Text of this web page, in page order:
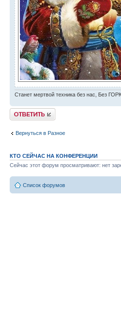
Станет мертвой техника без нас, Без
Ответить
Вернуться в Разное
КТО СЕЙЧАС НА КОНФЕРЕНЦИИ
Сейчас этот форум просматривают: нет
Список форумов